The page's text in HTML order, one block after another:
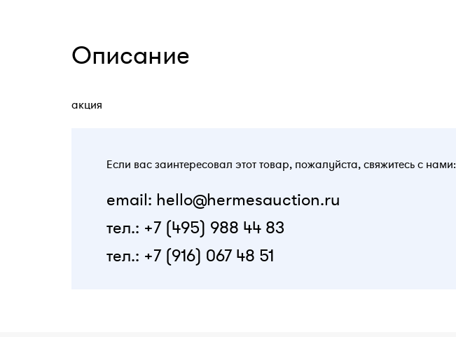
Описание
акция
Если вас заинтересовал этот товар, пожалуйста, свяжитесь с нами:
email: hello@hermesauction.ru
тел.: +7 (495) 988 44 83
тел.: +7 (916) 067 48 51